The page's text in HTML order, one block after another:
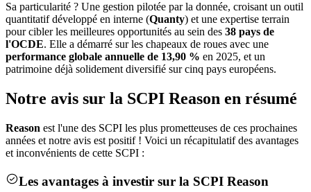
Sa particularité ? Une gestion pilotée par la donnée, croisant un outil
quantitatif développé en interne (Quanty) et une expertise terrain
pour cibler les meilleures opportunités au sein des 38 pays de
l'OCDE. Elle a démarré sur les chapeaux de roues avec une
performance globale annuelle de 13,90 % en 2025, et un
patrimoine déjà solidement diversifié sur cinq pays européens.
Notre avis sur la SCPI Reason en résumé
Reason est l'une des SCPI les plus prometteuses de ces prochaines
années et notre avis est positif ! Voici un récapitulatif des avantages
et inconvénients de cette SCPI :
Les avantages à investir sur la SCPI Reason